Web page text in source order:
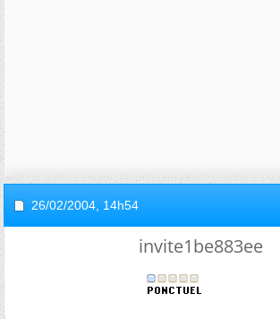
26/02/2004, 14h54
invite1be883ee